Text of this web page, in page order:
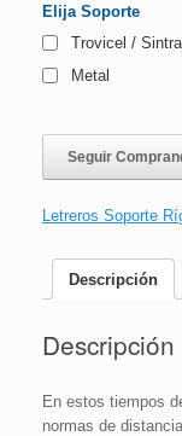
Elija Soporte
Trovicel / Sintra
Metal
Seguir
Letreros Soporte
Descripción
Descripción
En estos tiempos
normas de